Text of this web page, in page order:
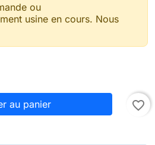
ou
usine en cours. Nous
au panier favorite_border